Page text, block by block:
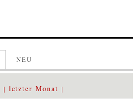
NEU
letzter Monat